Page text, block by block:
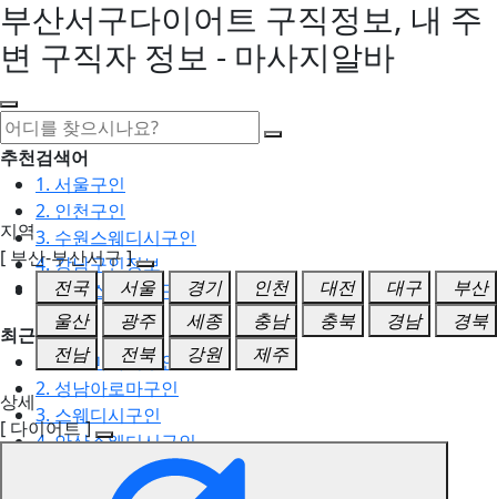
부산서구다이어트 구직정보, 내 주
변 구직자 정보 - 마사지알바
추천검색어
1. 서울구인
2. 인천구인
3. 수원스웨디시구인
4. 강남구인정보
5. 동탄스웨디시구인
최근검색어
1. 일산마사지구인
2. 성남아로마구인
3. 스웨디시구인
4. 안산스웨디시구인
5. 아로마구인
지역
[ 부산-부산서구 ]
전국
서울 경기 인천 대전 대구
부산
울산
광주 세종 충남 충북 경남
경북
전남
전북 강원
제주
상세
[ 다이어트 ]